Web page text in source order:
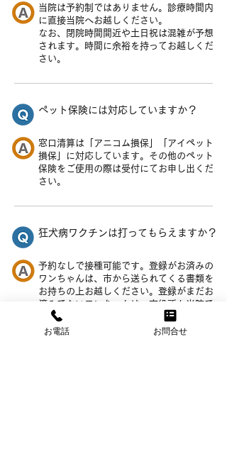
当院は予約制ではありません。診療時間内
に直接当院へお越しください。
なお、閉院時間間近や土日祝は混雑が予想
されます。時間に余裕を持ってお越しくだ
さい。
ペット保険には対応していますか？
窓口清算は「アニコム損保」「アイペット
損保」に対応しています。その他のペット
保険をご使用の際は受付にてお申し出くだ
さい。
狂犬病ワクチンは打ってもらえますか？
予約なしで接種可能です。登録がお済みの
ワンちゃんは、市から送られてくる書類を
お持ちの上お越しください。登録がまだお
済みでないワンちゃんは、市役所か当院で
登録をしてからの接種になります。初回は
登録料3,000円と接種代3,240円がかかり
お電話 お問合せ